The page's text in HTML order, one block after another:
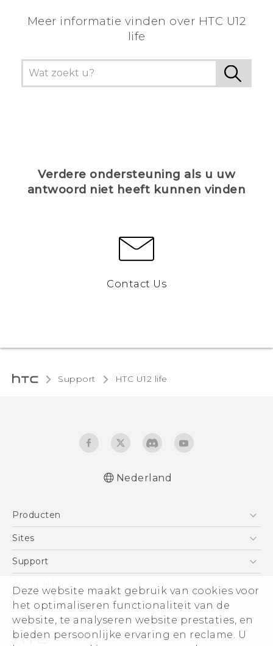
Deze website maakt gebruik van cookies voor
het optimaliseren functionaliteit van de
website, te analyseren website prestaties, en
bieden persoonlijke ervaring en reclame. U
Meer informatie vinden over HTC U12
life
Verdere ondersteuning als u uw
antwoord niet heeft kunnen vinden
Contact Us
Support HTC U12 life‎
Nederlands - Gebruikershandleiding
wettelijke voorschriften
Deutsch - Informationen zur Sicherheit und
behördliche Bestimmungen
English - Quick start guide
English - User manual
Nederland
Producten
Telefoons
Vive
Accessoires
Sites
HTC Vive
Aan de slag
Support
Support voor eCommerce
About HTC
ESG
Informatie over het bedrijf
Voor beleggers (engels)